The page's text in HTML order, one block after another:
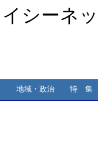
地域・政治 特 集